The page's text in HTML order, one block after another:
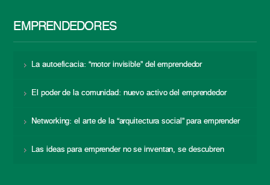
EMPRENDEDORES
La autoeficacia: “motor invisible” del emprendedor
El poder de la comunidad: nuevo activo del emprendedor
Networking: el arte de la “arquitectura social” para emprender
Las ideas para emprender no se inventan, se descubren